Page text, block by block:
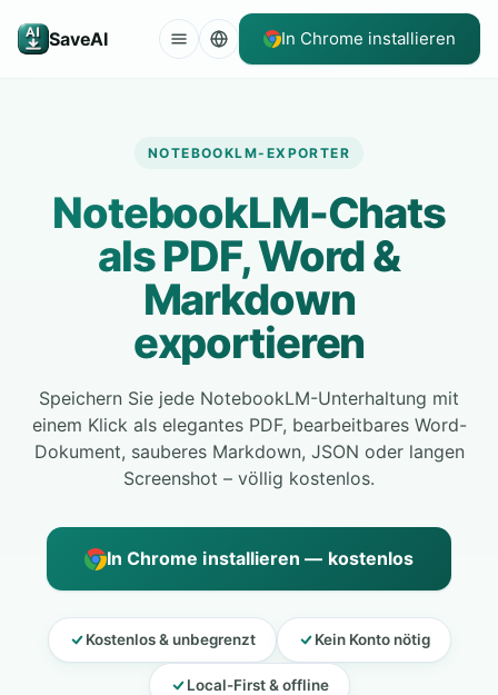
SaveAI In Chrome installieren
NOTEBOOKLM-EXPORTER
NotebookLM-Chats
als PDF, Word &
Markdown
exportieren
Speichern Sie jede NotebookLM-Unterhaltung mit
einem Klick als elegantes PDF, bearbeitbares Word-
Dokument, sauberes Markdown, JSON oder langen
Screenshot – völlig kostenlos.
In Chrome installieren — kostenlos
Kostenlos & unbegrenzt Kein Konto nötig
Local-First & offline